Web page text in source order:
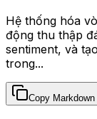
Hệ thống hóa
động thu thập
sentiment, và
trong...
Copy Markdown